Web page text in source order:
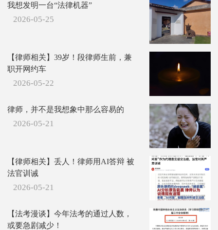
我想发明一台“法律机器”
2026-05-25
【律师相关】39岁！段律师生前，兼
职开网约车
2026-05-22
律师，并不是我想象中那么容易的
2026-05-21
【律师相关】丢人！律师用AI答辩 被
法官训诫
2026-05-21
【法考漫谈】今年法考的通过人数，
或要急剧减少！